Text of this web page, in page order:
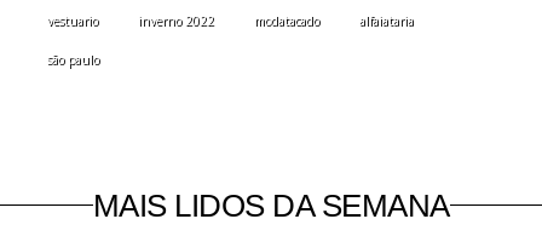
vestuario inverno 2022 modatacado alfaiataria
são paulo
MAIS LIDOS DA SEMANA